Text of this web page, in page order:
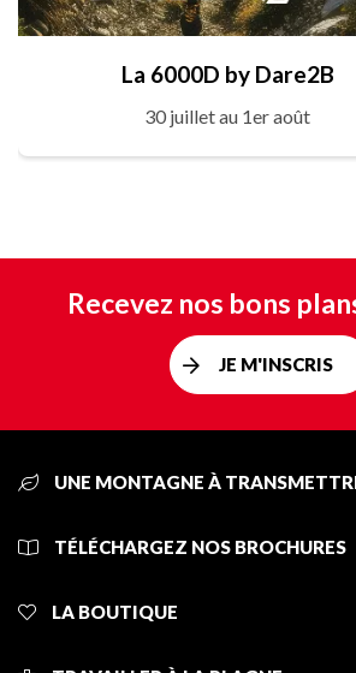
La 6000D by Dare2B
30 juillet au 1er août
Recevez nos bons
JE M'INSCRIS
UNE MONTAGNE À
TÉLÉCHARGEZ NOS BROCHURES
LA BOUTIQUE